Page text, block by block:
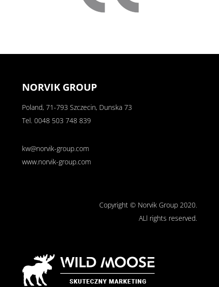
NORVIK GROUP
Poland, 71-793 Szczecin, Dunska 73
Tel. 0048 503 748 839
kw@norvik-group.com
www.norvik-group.com
Copyright © Norvik Group 2020.
ALl rights reserved.